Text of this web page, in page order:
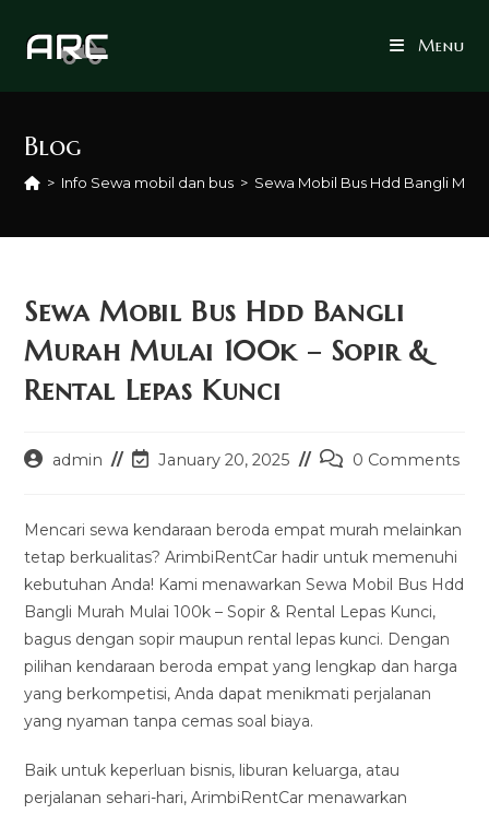
Menu
Blog
> Info Sewa mobil dan bus > Sewa Mobil Bus Hdd Bangli
Sewa Mobil Bus Hdd Bangli
Murah Mulai 100k – Sopir &
Rental Lepas Kunci
Postadmin
PostJanuary 20, 2025
Post0 Comments
Mencari sewa kendaraan beroda empat murah melainkan
tetap berkualitas? ArimbiRentCar hadir untuk memenuhi
kebutuhan Anda! Kami menawarkan Sewa Mobil Bus Hdd
Bangli Murah Mulai 100k – Sopir & Rental Lepas Kunci,
bagus dengan sopir maupun rental lepas kunci. Dengan
pilihan kendaraan beroda empat yang lengkap dan harga
yang berkompetisi, Anda dapat menikmati perjalanan
yang nyaman tanpa cemas soal biaya.
Baik untuk keperluan bisnis, liburan keluarga, atau
perjalanan sehari-hari, ArimbiRentCar menawarkan